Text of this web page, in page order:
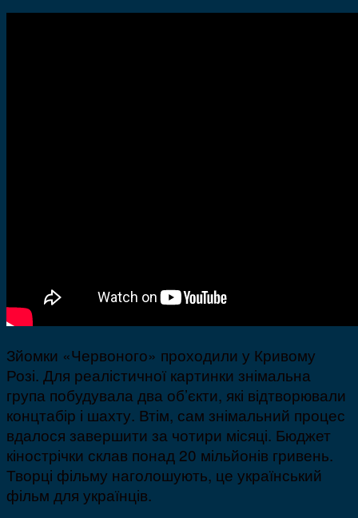
Зйомки «Червоного» проходили у Кривому
Розі. Для реалістичної картинки знімальна
група побудувала два об’єкти, які відтворювали
концтабір і шахту. Втім, сам знімальний процес
вдалося завершити за чотири місяці. Бюджет
кінострічки склав понад 20 мільйонів гривень.
Творці фільму наголошують, це український
фільм для українців.